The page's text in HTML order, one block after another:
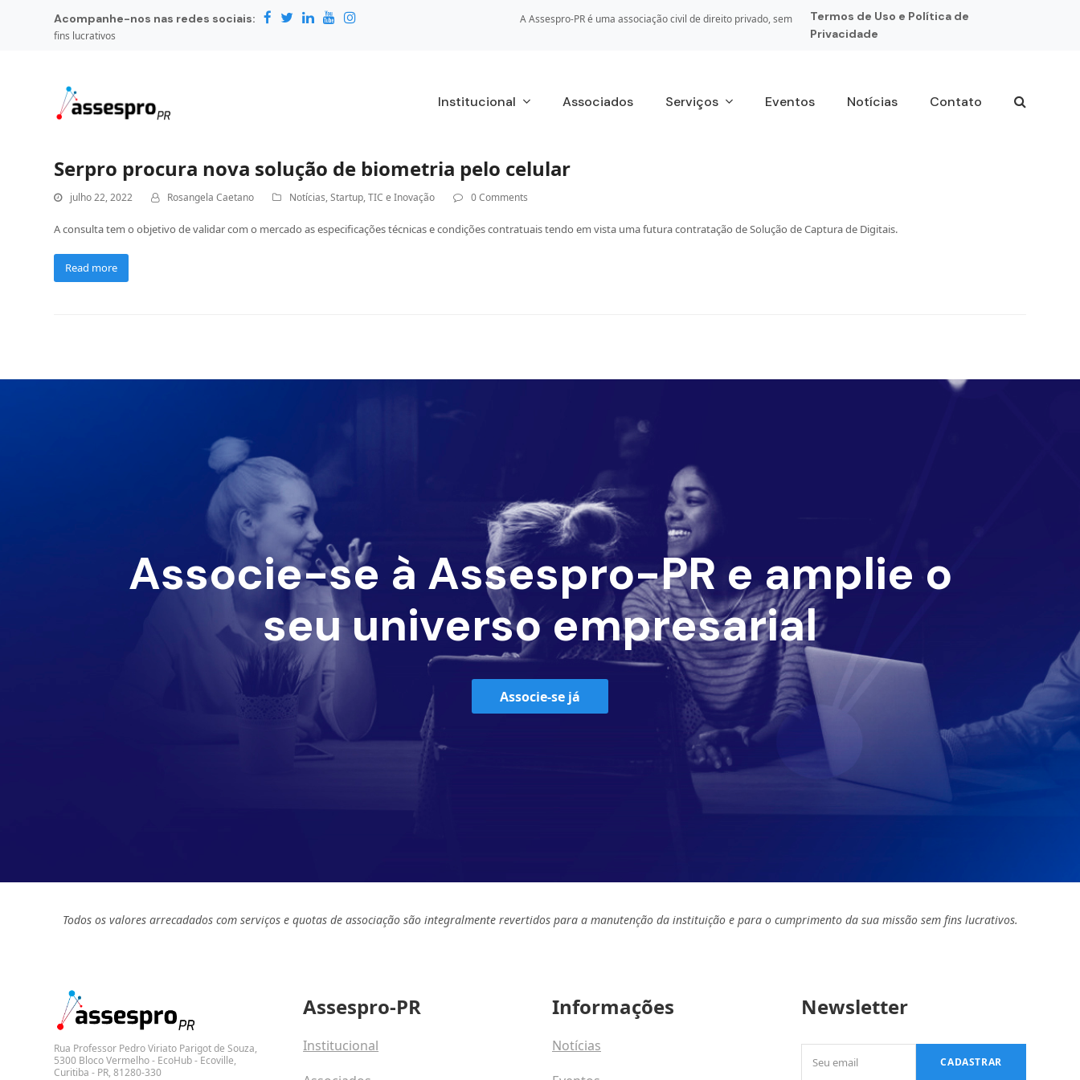
Acompanhe-nos nas redes sociais:
A Assespro-PR é uma associação civil de direito privado, sem
fins lucrativos
Termos de Uso e Política de
Privacidade
Institucional Associados Serviços Eventos Notícias Contato
Serpro procura nova solução de biometria pelo celular
julho 22, 2022 Rosangela Caetano Notícias,Startup,TIC e Inovação 0 Comments
A consulta tem o objetivo de validar com o mercado as especificações técnicas e condições contratuais tendo em vista uma futura contratação de Solução de Captura de Digitais.
Read more
Associe-se à Assespro-PR e amplie o
seu universo empresarial
Associe-se já
Todos os valores arrecadados com serviços e quotas de associação são integralmente revertidos para a manutenção da instituição e para o cumprimento da sua missão sem fins lucrativos.
Rua Professor Pedro Viriato Parigot de Souza,
5300 Bloco Vermelho - EcoHub - Ecoville,
Curitiba - PR, 81280-330
Assespro-PR
Institucional
Informações
Notícias
Newsletter
email
CADASTRAR